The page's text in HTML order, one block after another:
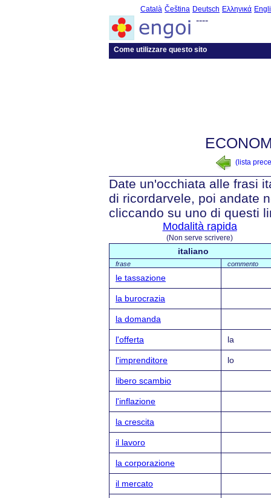
Català Čeština Deutsch Ελληνικά
----
Come utilizzare questo sito
(lista
Date un'occhiata alle frasi
di ricordarvele, poi andate
cliccando su uno di questi
Modalità rapida
(Non serve scrivere)
italiano
frase commento
le tassazione
la burocrazia
la domanda
l'offerta la
l'imprenditore lo
libero scambio
l'inflazione
la crescita
il lavoro
la corporazione
il mercato